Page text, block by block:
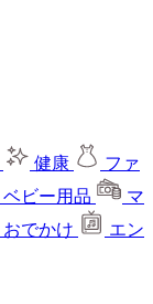
健康
ファ
ベビー用品
マ
おでかけ
エン